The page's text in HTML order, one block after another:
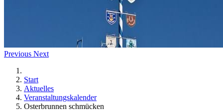
Previous Next
Start
Aktuelles
Veranstaltungskalender
Osterbrunnen schmücken